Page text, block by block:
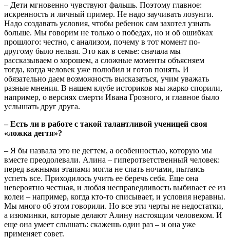
‒ Дети мгновенно чувствуют фальшь. Поэтому главное:
искренность и личный пример. Не надо заучивать лозунги.
Надо создавать условия, чтобы ребенок сам захотел узнать
больше. Мы говорим не только о победах, но и об ошибках
прошлого: честно, с анализом, почему в тот момент по-
другому было нельзя. Это как в семье: сначала мы
рассказываем о хорошем, а сложные моменты объясняем
тогда, когда человек уже полюбил и готов понять. И
обязательно даем возможность высказаться, учим уважать
разные мнения. В нашем клубе историков мы жарко спорили,
например, о версиях смерти Ивана Грозного, и главное было
услышать друг друга.
‒ Есть ли в работе с такой талантливой ученицей своя
«ложка дегтя»?
‒ Я бы назвала это не дегтем, а особенностью, которую мы
вместе преодолевали. Алина ‒ гиперответственный человек:
перед важными этапами могла не спать ночами, пытаясь
успеть все. Приходилось учить ее беречь себя. Еще она
невероятно честная, и любая несправедливость выбивает ее из
колеи ‒ например, когда кто-то списывает, и условия неравны.
Мы много об этом говорили. Но все эти черты не недостатки,
а изюминки, которые делают Алину настоящим человеком. И
еще она умеет слышать: скажешь один раз ‒ и она уже
применяет совет.